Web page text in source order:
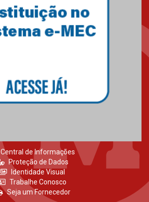
Central de Informações
Proteção de Dados
Identidade Visual
Trabalhe Conosco
Seja um Fornecedor